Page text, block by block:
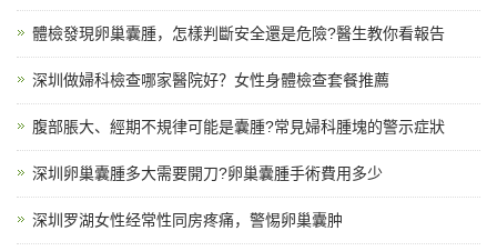
體檢發現卵巢囊腫，怎樣判斷安全還是危險?醫生教你看報告
深圳做婦科檢查哪家醫院好？女性身體檢查套餐推薦
腹部脹大、經期不規律可能是囊腫?常見婦科腫塊的警示症狀
深圳卵巢囊腫多大需要開刀?卵巢囊腫手術費用多少
深圳罗湖女性经常性同房疼痛，警惕卵巢囊肿